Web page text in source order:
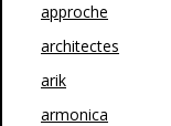
approche
architectes
arik
armonica